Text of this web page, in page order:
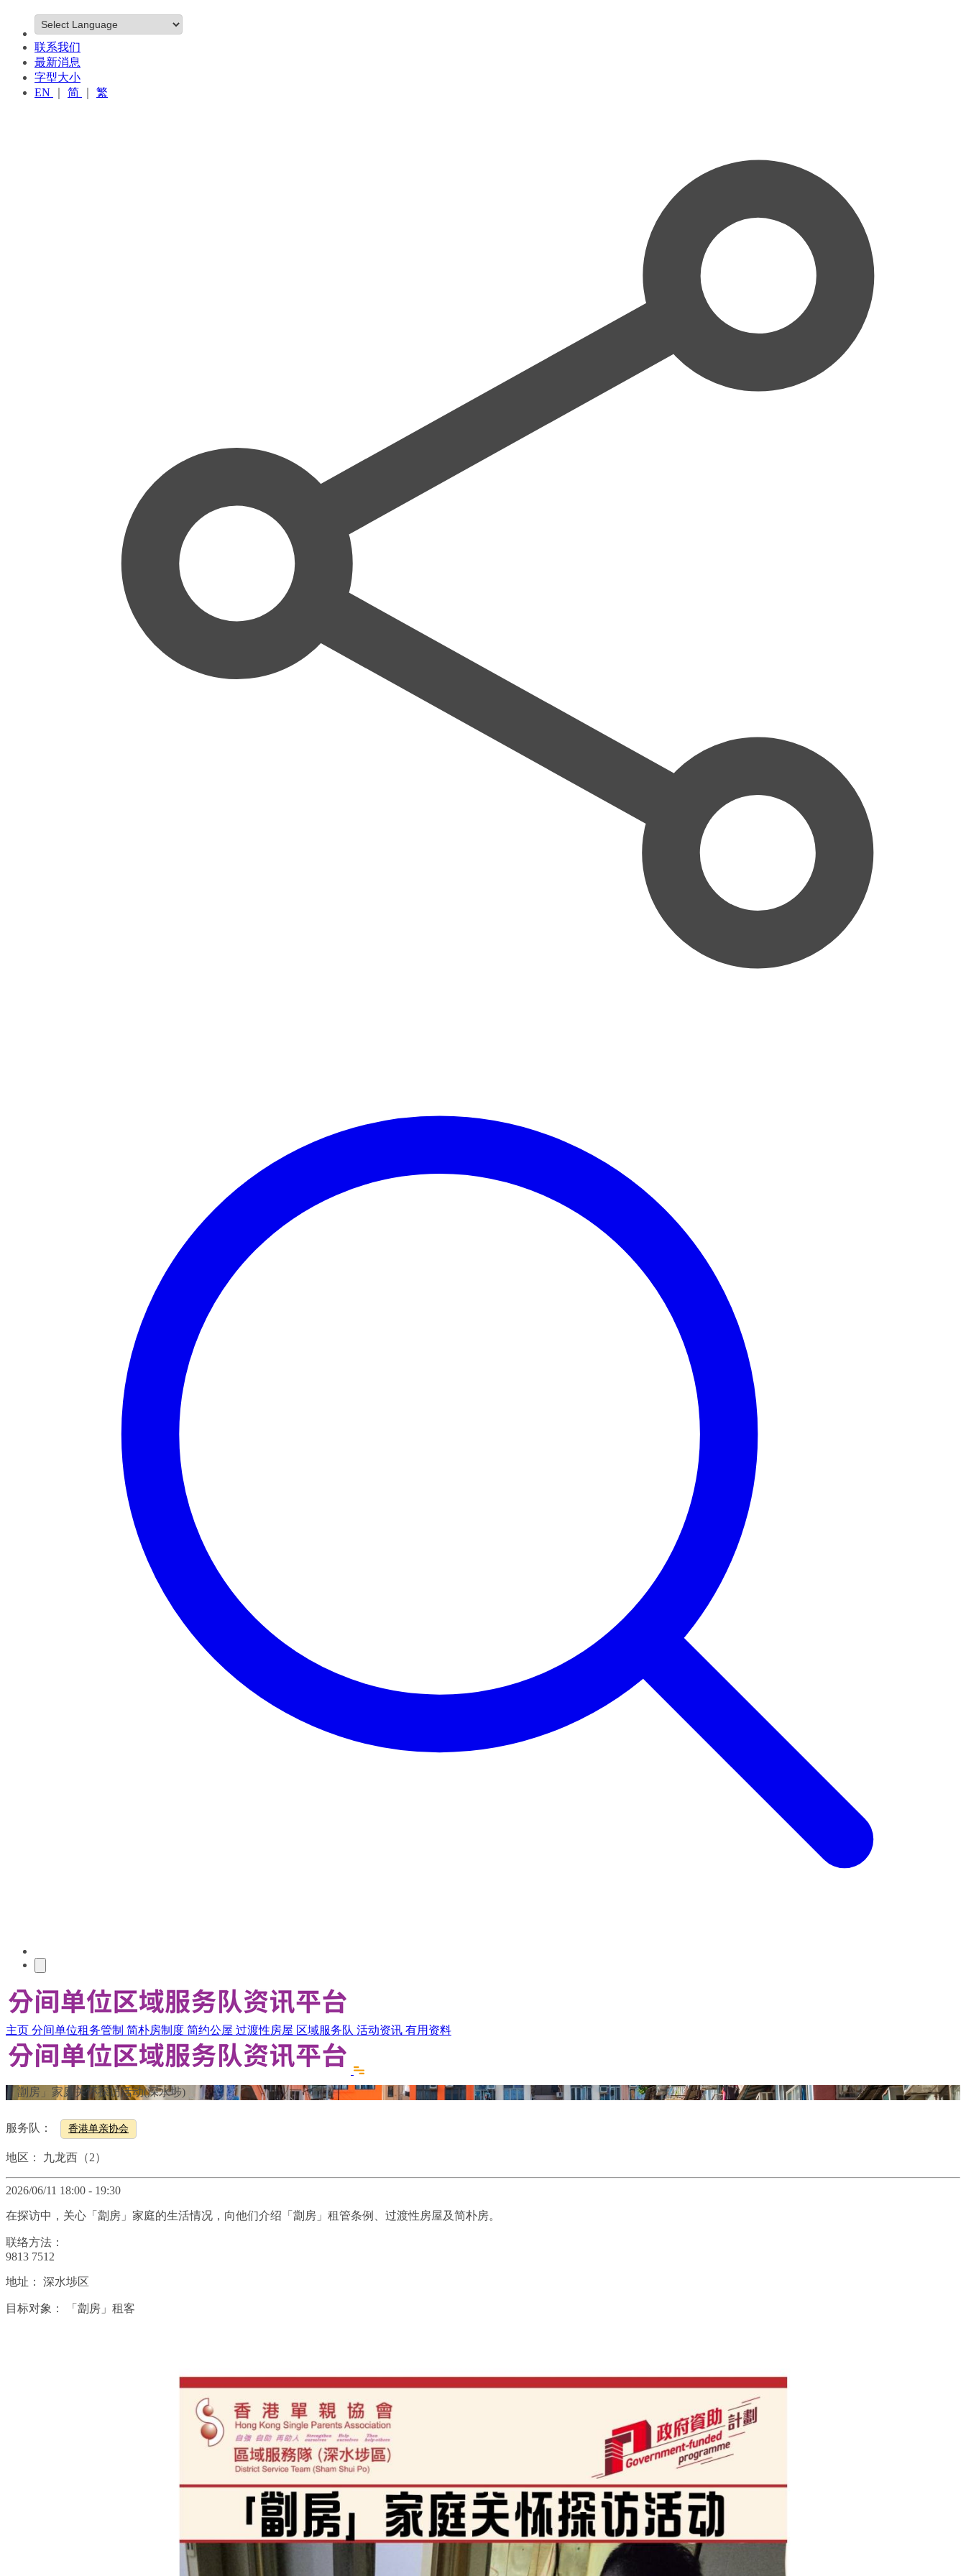
联系我们
最新消息
字型大小
EN
简 繁
主页 分间单位租务管制 简朴房制度 简约公屋 过渡性房屋 区域服务队 活动资讯 有用资料
「劏房」家庭关怀探访活动(深水埗)
服务队： 香港单亲协会
地区： 九龙西（2）
2026/06/11 18:00 - 19:30
在探访中，关心「劏房」家庭的生活情况，向他们介绍「劏房」租管条例、过渡性房屋及简朴房。
联络方法：
9813 7512
地址： 深水埗区
目标对象： 「劏房」租客